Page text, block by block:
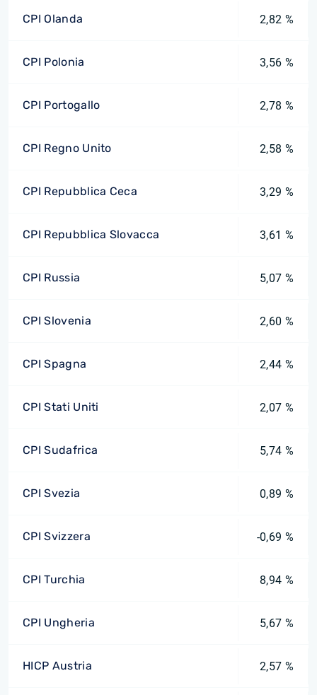
CPI Olanda 2,82 %
CPI Polonia 3,56 %
CPI Portogallo 2,78 %
CPI Regno Unito 2,58 %
CPI Repubblica Ceca 3,29 %
CPI Repubblica Slovacca 3,61 %
CPI Russia 5,07 %
CPI Slovenia 2,60 %
CPI Spagna 2,44 %
CPI Stati Uniti 2,07 %
CPI Sudafrica 5,74 %
CPI Svezia 0,89 %
CPI Svizzera -0,69 %
CPI Turchia 8,94 %
CPI Ungheria 5,67 %
HICP Austria 2,57 %